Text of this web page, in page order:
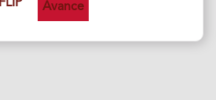
FLIP Avance